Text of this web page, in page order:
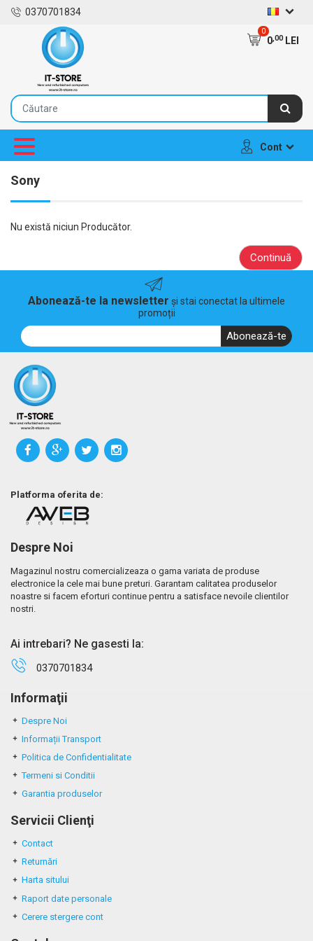
0370701834
0
0,00LEI
Cont
Sony
Nu există niciun Producător.
Continuă
Abonează-te la newsletter și stai conectat la ultimele
promoții
Abonează-te
Platforma oferita de:
Despre Noi
Magazinul nostru comercializeaza o gama variata de produse
electronice la cele mai bune preturi. Garantam calitatea produselor
noastre si facem eforturi continue pentru a satisface nevoile clientilor
nostri.
Ai intrebari? Ne gasesti la:
0370701834
Informaţii
Despre Noi
Informații Transport
Politica de Confidentialitate
Termeni si Conditii
Garantia produselor
Servicii Clienţi
Contact
Returnări
Harta sitului
Raport date personale
Cerere stergere cont